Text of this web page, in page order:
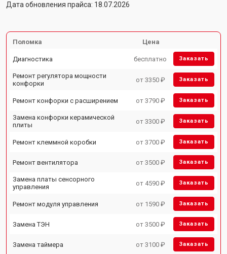
Дата обновления прайса: 18.07.2026
Поломка Цена
Диагностика бесплатно Заказать
Ремонт регулятора мощности
конфорки
от 3350 ₽ Заказать
Ремонт конфорки с расширением от 3790 ₽ Заказать
Замена конфорки керамической
плиты
от 3300 ₽ Заказать
Ремонт клеммной коробки от 3700 ₽ Заказать
Ремонт вентилятора от 3500 ₽ Заказать
Замена платы сенсорного
управления
от 4590 ₽ Заказать
Ремонт модуля управления от 1590 ₽ Заказать
Замена ТЭН от 3500 ₽ Заказать
Замена таймера от 3100 ₽ Заказать